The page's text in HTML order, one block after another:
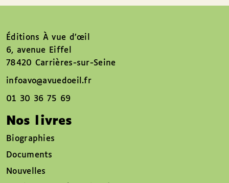
Éditions À vue d’œil
6, avenue Eiffel
78420 Carrières-sur-Seine
infoavo@avuedoeil.fr
01 30 36 75 69
Nos livres
Biographies
Documents
Nouvelles